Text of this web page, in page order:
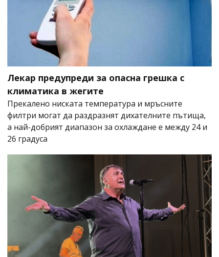
Лекар предупреди за опасна грешка с
климатика в жегите
Прекалено ниската температура и мръсните
филтри могат да раздразнят дихателните пътища,
а най-добрият диапазон за охлаждане е между 24 и
26 градуса